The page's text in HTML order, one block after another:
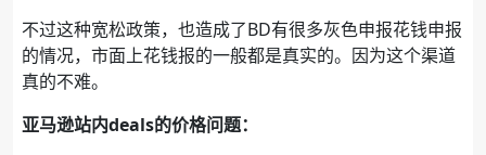
不过这种宽松政策，也造成了BD有很多灰色申报花钱申报
的情况，市面上花钱报的一般都是真实的。因为这个渠道
真的不难。
亚马逊站内deals的价格问题：